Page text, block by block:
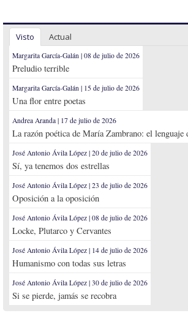
Visto Actual
Margarita García-Galán | 08 de julio de 2026
Preludio terrible
Margarita García-Galán | 15 de julio de 2026
Una flor entre poetas
Andrea Aranda | 17 de julio de 2026
La razón poética de María Zambrano: el
José Antonio Ávila López | 20 de julio de 2026
Sí, ya tenemos dos estrellas
José Antonio Ávila López | 23 de julio de 2026
Oposición a la oposición
José Antonio Ávila López | 08 de julio de 2026
Locke, Plutarco y Cervantes
José Antonio Ávila López | 14 de julio de 2026
Humanismo con todas sus letras
José Antonio Ávila López | 30 de julio de 2026
Si se pierde, jamás se recobra